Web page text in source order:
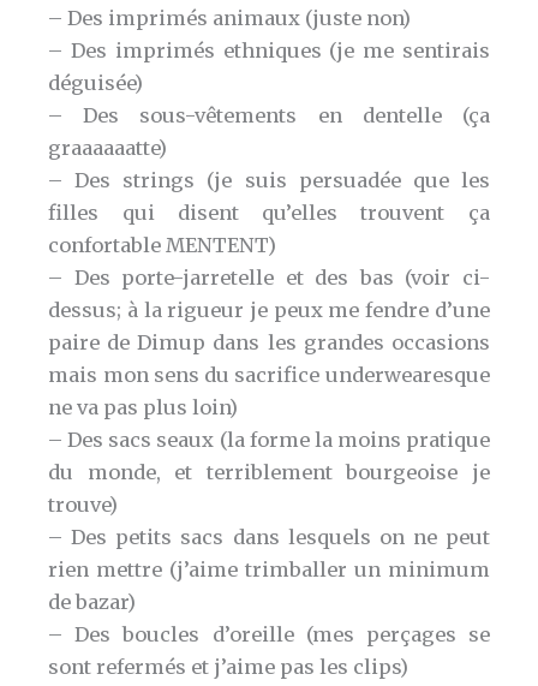
– Des imprimés animaux (juste non)
– Des imprimés ethniques (je me sentirais
déguisée)
– Des sous-vêtements en dentelle (ça
graaaaaatte)
– Des strings (je suis persuadée que les
filles qui disent qu’elles trouvent ça
confortable MENTENT)
– Des porte-jarretelle et des bas (voir ci-
dessus; à la rigueur je peux me fendre d’une
paire de Dimup dans les grandes occasions
mais mon sens du sacrifice underwearesque
ne va pas plus loin)
– Des sacs seaux (la forme la moins pratique
du monde, et terriblement bourgeoise je
trouve)
– Des petits sacs dans lesquels on ne peut
rien mettre (j’aime trimballer un minimum
de bazar)
– Des boucles d’oreille (mes perçages se
sont refermés et j’aime pas les clips)